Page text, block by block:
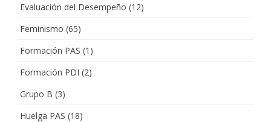
Evaluación del Desempeño (12)
Feminismo (65)
Formación PAS (1)
Formación PDI (2)
Grupo B (3)
Huelga PAS (18)